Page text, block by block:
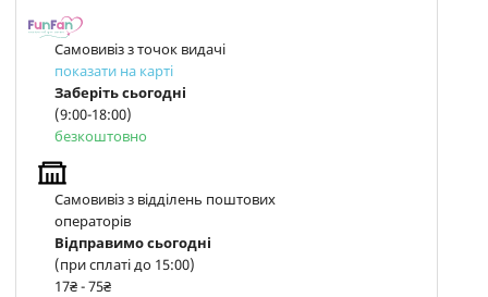
Самовивіз з точок видачі
показати на карті
Заберіть сьогодні
(9:00-18:00)
безкоштовно
Самовивіз з відділень поштових
операторів
Відправимо сьогодні
(при сплаті до 15:00)
17₴ - 75₴